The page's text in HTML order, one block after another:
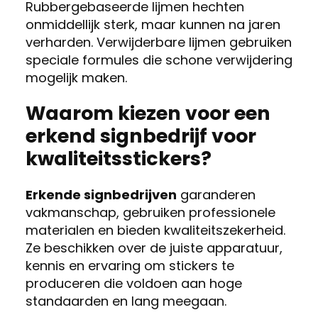
Rubbergebaseerde lijmen hechten
onmiddellijk sterk, maar kunnen na jaren
verharden. Verwijderbare lijmen gebruiken
speciale formules die schone verwijdering
mogelijk maken.
Waarom kiezen voor een
erkend signbedrijf voor
kwaliteitsstickers?
Erkende signbedrijven garanderen
vakmanschap, gebruiken professionele
materialen en bieden kwaliteitszekerheid.
Ze beschikken over de juiste apparatuur,
kennis en ervaring om stickers te
produceren die voldoen aan hoge
standaarden en lang meegaan.